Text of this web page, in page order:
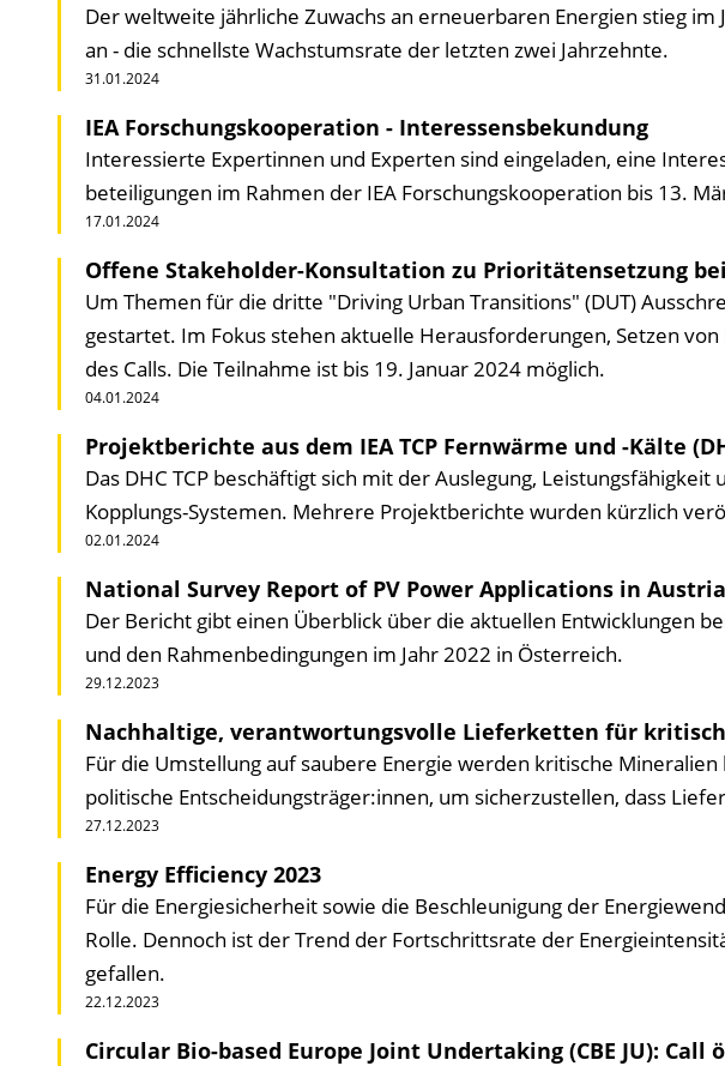
Der weltweite jährliche Zuwachs an erneuer­baren Energien stieg im
an - die schnellste Wachstums­rate der letzten zwei Jahr­zehnte.
31.01.2024
IEA Forschungskooperation - Interessensbekundung
Interessierte Expertinnen und Experten sind eingeladen, eine
beteiligungen im Rahmen der IEA Forschungskooperation bis 13.
17.01.2024
Offene Stakeholder-Konsultation zu Prioritätensetzung bei
Um Themen für die dritte "Driving Urban Transitions" (DUT)
gestartet. Im Fokus stehen aktuelle Herausforderungen, Setzen
des Calls. Die Teilnahme ist bis 19. Januar 2024 möglich.
04.01.2024
Projektberichte aus dem IEA TCP Fernwärme und -Kälte
Das DHC TCP beschäftigt sich mit der Auslegung,
Kopplungs-Systemen. Mehrere Projekt­berichte wurden kürzlich
02.01.2024
National Survey Report of PV Power Applications in Austria
Der Bericht gibt einen Überblick über die aktuellen Entwicklungen
und den Rahmen­bedingungen im Jahr 2022 in Österreich.
29.12.2023
Nachhaltige, verantwortungs­volle Lieferketten für
Für die Umstellung auf saubere Energie werden kritische
politische Entscheidungsträger:innen, um sicherzustellen, dass
27.12.2023
Energy Efficiency 2023
Für die Energiesicherheit sowie die Beschleunigung der
Rolle. Dennoch ist der Trend der Fort­schrittsrate der
gefallen.
22.12.2023
Circular Bio-based Europe Joint Undertaking (CBE JU): Call